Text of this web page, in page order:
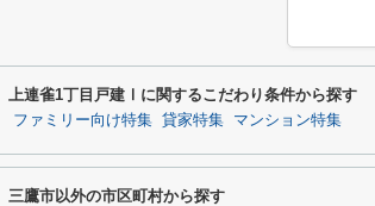
上連雀1丁目戸建Ⅰに関するこだわり条件から探す
ファミリー向け特集 貸家特集 マンション特集
三鷹市以外の市区町村から探す